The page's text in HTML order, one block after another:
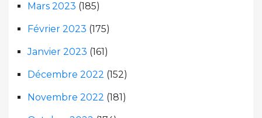
Mars 2023 (185)
Février 2023 (175)
Janvier 2023 (161)
Décembre 2022 (152)
Novembre 2022 (181)